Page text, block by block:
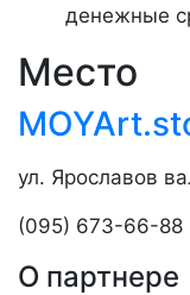
денежные
Место
ул. Ярославов
(095) 673-66-88
О партнере